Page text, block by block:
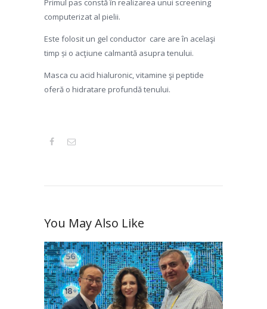
Primul pas constă în realizarea unui screening
computerizat al pielii.
Este folosit un gel conductor care are în acelaşi
timp și o acţiune calmantă asupra tenului.
Masca cu acid hialuronic, vitamine şi peptide
oferă o hidratare profundă tenului.
You May Also Like